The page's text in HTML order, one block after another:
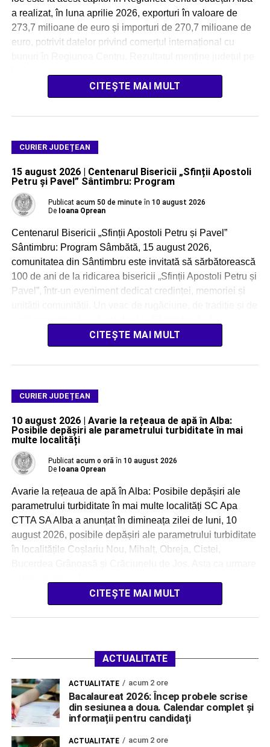
a realizat, în luna aprilie 2026, exporturi în valoare de
273,7 milioane de euro și importuri de 270,7 milioane de
euro, potrivit datelor privind comerțul internațional cu
CITEȘTE MAI MULT
CURIER JUDEȚEAN
15 august 2026 | Centenarul Bisericii „Sfinții Apostoli
Petru și Pavel” Sântimbru: Program
Publicat acum 50 de minute în 10 august 2026
De Ioana Oprean
Centenarul Bisericii „Sfinții Apostoli Petru și Pavel”
Sântimbru: Program Sâmbătă, 15 august 2026,
comunitatea din Sântimbru este invitată să sărbătorească
100 de ani de la ridicarea bisericii „Sfinții Apostoli Petru și
Pavel”, într-un eveniment dedicat credinței, memoriei și
CITEȘTE MAI MULT
CURIER JUDEȚEAN
10 august 2026 | Avarie la rețeaua de apă în Alba:
Posibile depășiri ale parametrului turbiditate în mai
multe localități
Publicat acum o oră în 10 august 2026
De Ioana Oprean
Avarie la rețeaua de apă în Alba: Posibile depășiri ale
parametrului turbiditate în mai multe localități SC Apa
CTTA SA Alba a anunțat în dimineața zilei de luni, 10
august 2026, posibile depășiri ale parametrului turbiditate
în localitățile Coșlariu Nou, Mihalț, Obreja, Cistei,
CITEȘTE MAI MULT
ACTUALITATE
ACTUALITATE acum 2 ore
Bacalaureat 2026: Încep probele scrise
din sesiunea a doua. Calendar complet și
informații pentru candidați
ACTUALITATE acum 2 ore